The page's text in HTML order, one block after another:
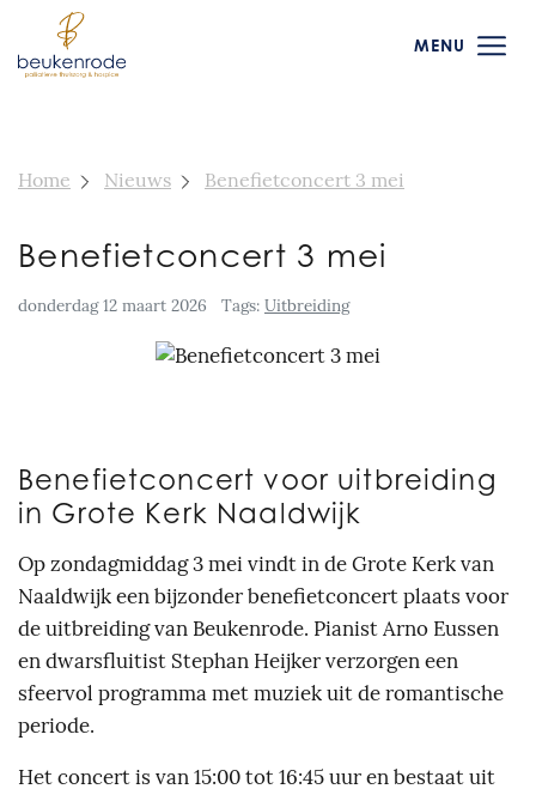
MENU
Home Nieuws Benefietconcert 3 mei
Benefietconcert 3 mei
donderdag 12 maart 2026 Tags: Uitbreiding
Benefietconcert voor uitbreiding
in Grote Kerk Naaldwijk
Op zondagmiddag 3 mei vindt in de Grote Kerk van
Naaldwijk een bijzonder benefietconcert plaats voor
de uitbreiding van Beukenrode. Pianist Arno Eussen
en dwarsfluitist Stephan Heijker verzorgen een
sfeervol programma met muziek uit de romantische
periode.
Het concert is van 15:00 tot 16:45 uur en bestaat uit